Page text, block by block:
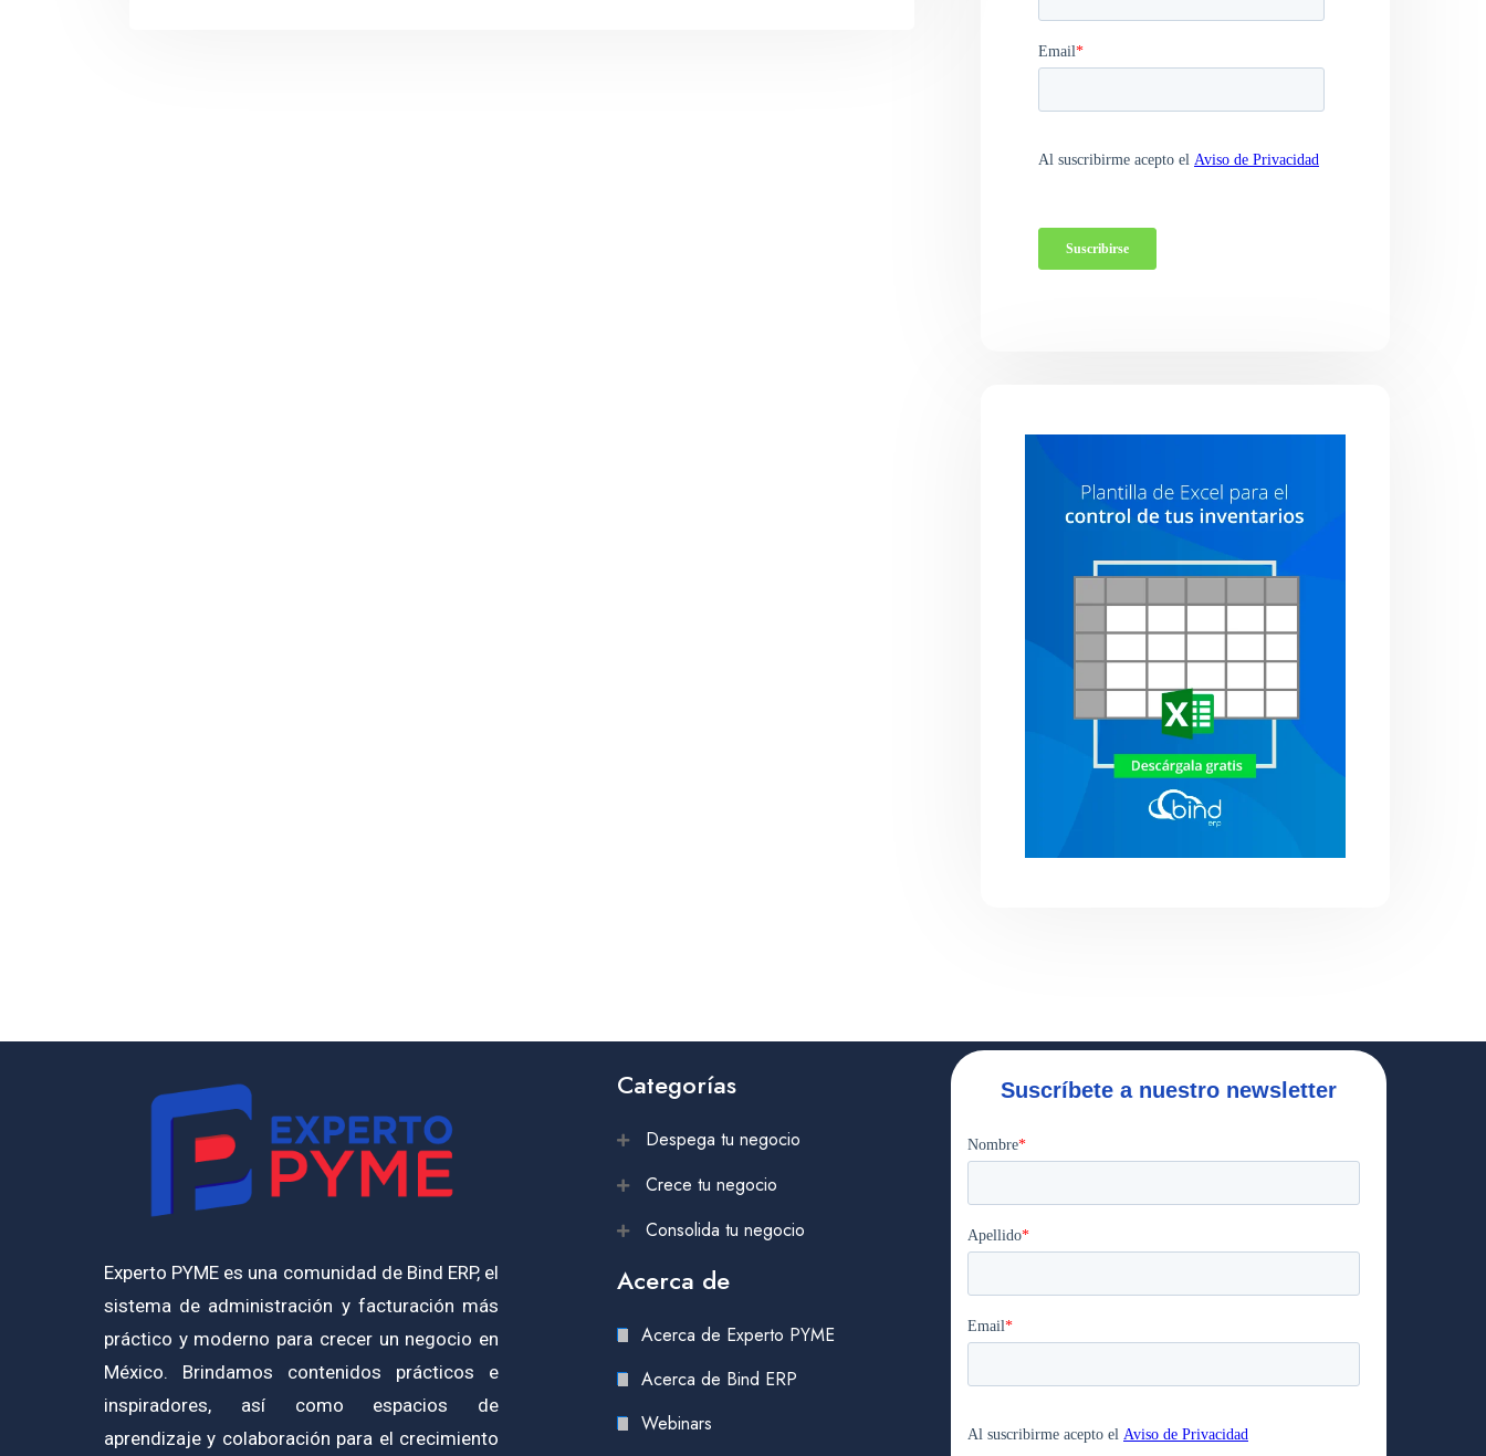
Experto PYME es una comunidad de Bind ERP, el
sistema de administración y facturación más
práctico y moderno para crecer un negocio en
México. Brindamos contenidos prácticos e
inspiradores, así como espacios de
aprendizaje y colaboración para el crecimiento
Categorías
Despega tu negocio
Crece tu negocio
Consolida tu negocio
Acerca de
Acerca de Experto PYME
Acerca de Bind ERP
Webinars
Suscríbete a nuestro newsletter